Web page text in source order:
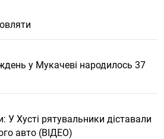
у Мукачеві народилось 37
У Хусті рятувальники діставали
авто (ВІДЕО)